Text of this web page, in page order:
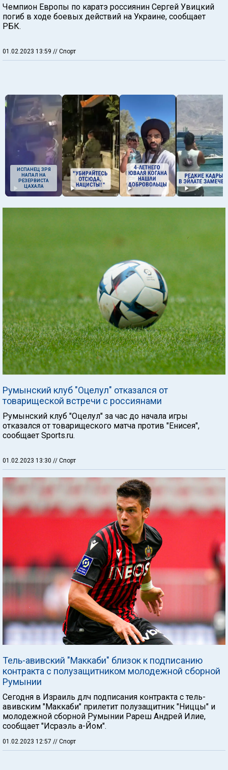
Чемпион Европы по каратэ россиянин Сергей Увицкий
погиб в ходе боевых действий на Украине, сообщает
РБК.
01.02.2023 13:59 // Спорт
ИСПАНЕЦ ЗРЯ
НАПАЛ НА
РЕЗЕРВИСТА
ЦАХАЛА
Румынский клуб "Оцелул" отказался от
товарищеской встречи с россиянами
Румынский клуб "Оцелул" за час до начала игры
отказался от товарищеского матча против "Енисея",
сообщает Sports.ru.
01.02.2023 13:30 // Спорт
Тель-авивский "Маккаби" близок к подписанию
контракта с полузащитником молодежной сборной
Румынии
Сегодня в Израиль длч подписания контракта с тель-
авивским "Маккаби" прилетит полузащитник "Ниццы" и
молодежной сборной Румынии Рареш Андрей Илие,
сообщает "Исраэль а-Йом".
01.02.2023 12:57 // Спорт